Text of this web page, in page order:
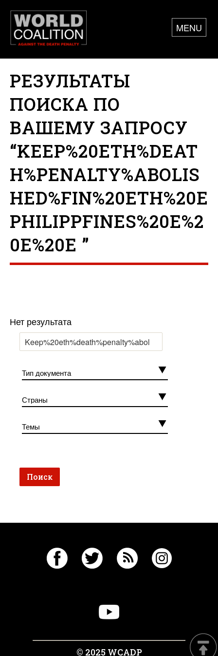
MENU
РЕЗУЛЬТАТЫ
ПОИСКА ПО
ВАШЕМУ ЗАПРОСУ
“KEEP%20ETH%DEAT
H%PENALTY%ABOLIS
HED%FIN%20ETH%20E
PHILIPPFINES%20E%2
0E%20E ”
Нет результата
© 2025 WCADP